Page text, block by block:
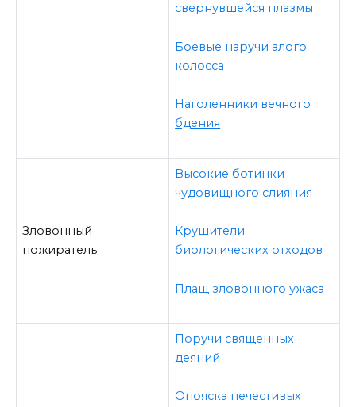
свернувшейся плазмы
Боевые наручи алого
колосса
Наголенники вечного
бдения
Зловонный
пожиратель
Высокие ботинки
чудовищного слияния
Крушители
биологических отходов
Плащ зловонного ужаса
Поручи священных
деяний
Опояска нечестивых